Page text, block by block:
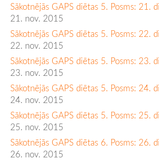
Sākotnējās GAPS diētas 5. Posms: 21.
21. nov. 2015
Sākotnējās GAPS diētas 5. Posms: 22.
22. nov. 2015
Sākotnējās GAPS diētas 5. Posms: 23.
23. nov. 2015
Sākotnējās GAPS diētas 5. Posms: 24.
24. nov. 2015
Sākotnējās GAPS diētas 5. Posms: 25.
25. nov. 2015
Sākotnējās GAPS diētas 6. Posms: 26.
26. nov. 2015